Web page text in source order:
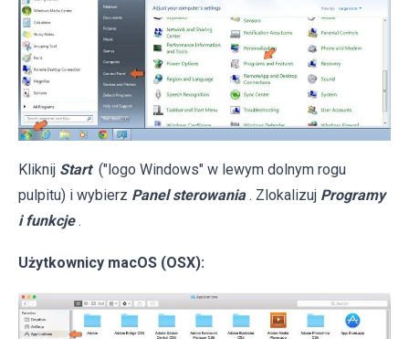
Kliknij Start ("logo Windows" w lewym dolnym rogu
pulpitu) i wybierz Panel sterowania . Zlokalizuj Programy
i funkcje .
Użytkownicy macOS (OSX):